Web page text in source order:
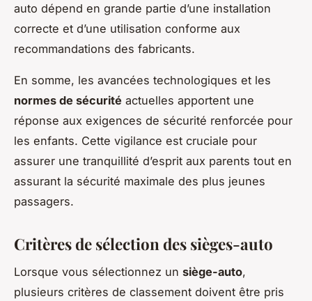
auto dépend en grande partie d’une installation
correcte et d’une utilisation conforme aux
recommandations des fabricants.
En somme, les avancées technologiques et les
normes de sécurité actuelles apportent une
réponse aux exigences de sécurité renforcée pour
les enfants. Cette vigilance est cruciale pour
assurer une tranquillité d’esprit aux parents tout en
assurant la sécurité maximale des plus jeunes
passagers.
Critères de sélection des sièges-auto
Lorsque vous sélectionnez un siège-auto,
plusieurs critères de classement doivent être pris